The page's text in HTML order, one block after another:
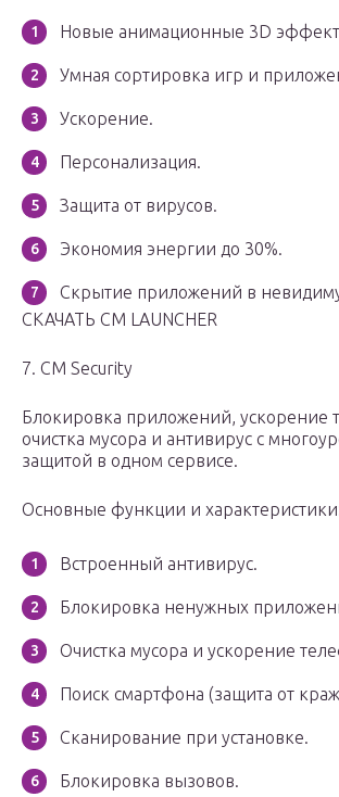
Новые анимационные 3D
Умная сортировка игр и
Ускорение.
Персонализация.
Защита от вирусов.
Экономия энергии до 30%.
Скрытие приложений в
СКАЧАТЬ CM LAUNCHER
7. CM Security
Блокировка приложений, ускорение
очистка мусора и антивирус с
защитой в одном сервисе.
Основные функции и
Встроенный антивирус.
Блокировка ненужных
Очистка мусора и ускорение
Поиск смартфона (защита от
Сканирование при установке.
Блокировка вызовов.